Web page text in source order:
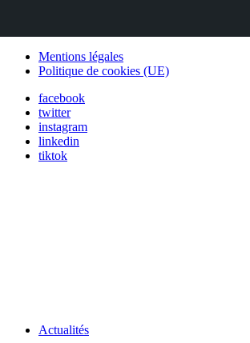
Mentions légales
Politique de cookies (UE)
facebook
twitter
instagram
linkedin
tiktok
Actualités